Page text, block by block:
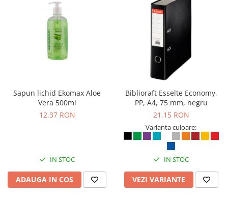
Sapun lichid Ekomax Aloe
Vera 500ml
12,37 RON
IN STOC
ADAUGA IN COS
Biblioraft Esselte Economy,
PP, A4, 75 mm, negru
21,15 RON
Varianta culoare:
IN STOC
VEZI VARIANTE